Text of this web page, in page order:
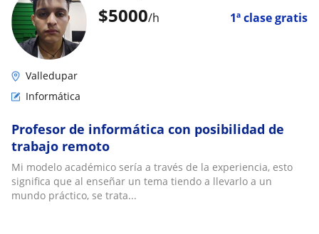
$5000/h 1ª clase gratis
Valledupar
Informática
Profesor de informática con posibilidad de
trabajo remoto
Mi modelo académico sería a través de la experiencia, esto
significa que al enseñar un tema tiendo a llevarlo a un
mundo práctico, se trata...